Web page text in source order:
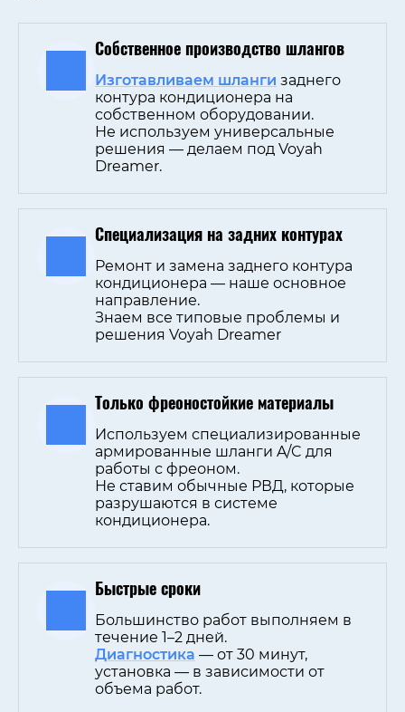
Собственное производство шлангов
Изготавливаем шланги заднего
контура кондиционера на
собственном оборудовании.
Не используем универсальные
решения — делаем под Voyah
Dreamer.
Специализация на задних контурах
Ремонт и замена заднего контура
кондиционера — наше основное
направление.
Знаем все типовые проблемы и
решения Voyah Dreamer
Только фреоностойкие материалы
Используем специализированные
армированные шланги A/C для
работы с фреоном.
Не ставим обычные РВД, которые
разрушаются в системе
кондиционера.
Быстрые сроки
Большинство работ выполняем в
течение 1–2 дней.
Диагностика — от 30 минут,
установка — в зависимости от
объема работ.